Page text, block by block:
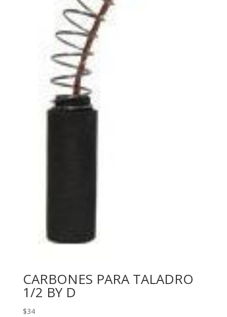
CARBONES PARA TALADRO
1/2 BY D
$34